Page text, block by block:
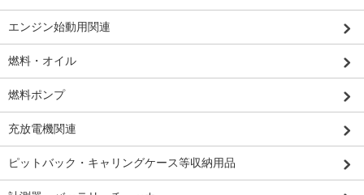
エンジン始動用関連
燃料・オイル
燃料ポンプ
充放電機関連
ピットバック・キャリングケース等収納用品